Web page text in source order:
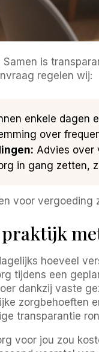
is
regelen wij:
enkele dagen
over
Advies over
in gang zetten,
voor vergoeding
praktijk
hoeveel
tijdens een
dankzij vaste
zorgbehoeften
transparantie
voor jou zou